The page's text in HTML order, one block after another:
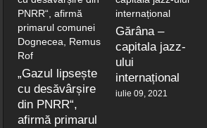
„Gazul lipsește
cu desăvârșire
din PNRR“,
afirmă primarul
Gărâna –
capitala jazz-
ului
internațional
iulie 09, 2021